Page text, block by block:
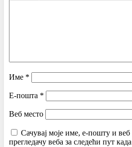
Име *
Е-пошта *
Веб место
Сачувај моје име, е-пошту и
прегледачу веба за следећи пут